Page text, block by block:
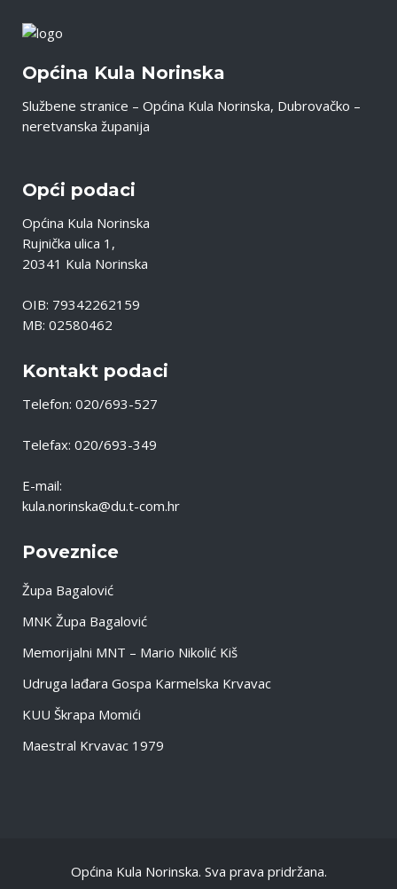
Općina Kula Norinska
Službene stranice – Općina Kula Norinska, Dubrovačko –
neretvanska županija
Opći podaci
Općina Kula Norinska
Rujnička ulica 1,
20341 Kula Norinska
OIB: 79342262159
MB: 02580462
Kontakt podaci
Telefon: 020/693-527
Telefax: 020/693-349
E-mail:
kula.norinska@du.t-com.hr
Poveznice
Župa Bagalović
MNK Župa Bagalović
Memorijalni MNT – Mario Nikolić Kiš
Udruga lađara Gospa Karmelska Krvavac
KUU Škrapa Momići
Maestral Krvavac 1979
Općina Kula Norinska. Sva prava pridržana.